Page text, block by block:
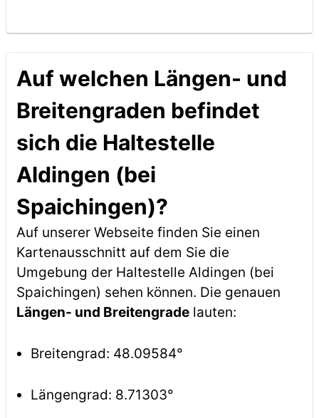
Auf welchen Längen- und
Breitengraden befindet
sich die Haltestelle
Aldingen (bei
Spaichingen)?
Auf unserer Webseite finden Sie einen
Kartenausschnitt auf dem Sie die
Umgebung der Haltestelle Aldingen (bei
Spaichingen) sehen können. Die genauen
Längen- und Breitengradelauten:
Breitengrad: 48.09584°
Längengrad: 8.71303°